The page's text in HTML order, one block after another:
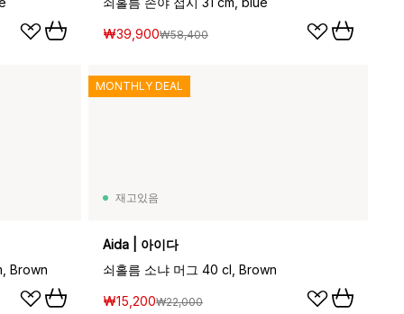
₩39,900₩58,400
Brown
재고있음
Aida | 아이다
쇠홀름 소냐 머그 40 cl, Brown
₩15,200₩22,000
MONTHLY DEAL